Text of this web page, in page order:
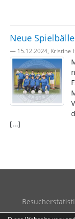
Neue
— 15.12.2024, Kristine
[...]